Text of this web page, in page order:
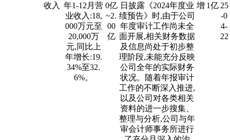
收入 年1-12月营
业收入:18,
000万元至
20,000万
元,同比上
年增长:19.
34%至32.
6%。
0亿
~2.
00
亿
日披露《2024年度业
绩预告》时,由于公司
年度审计工作尚未全
面开展,相关财务数据
及信息尚处于初步整
理阶段,未能充分反映
公司全年的实际财务
状况。随着年报审计
工作的不断深入推进,
以及公司对各类相关
资料的进一步搜集、
整理与分析,公司与年
审会计师事务所进行
增 1亿 25
-0
4-
22